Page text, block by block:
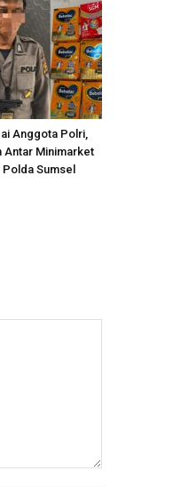
Anggota Polri,
Antar Minimarket
Sumsel